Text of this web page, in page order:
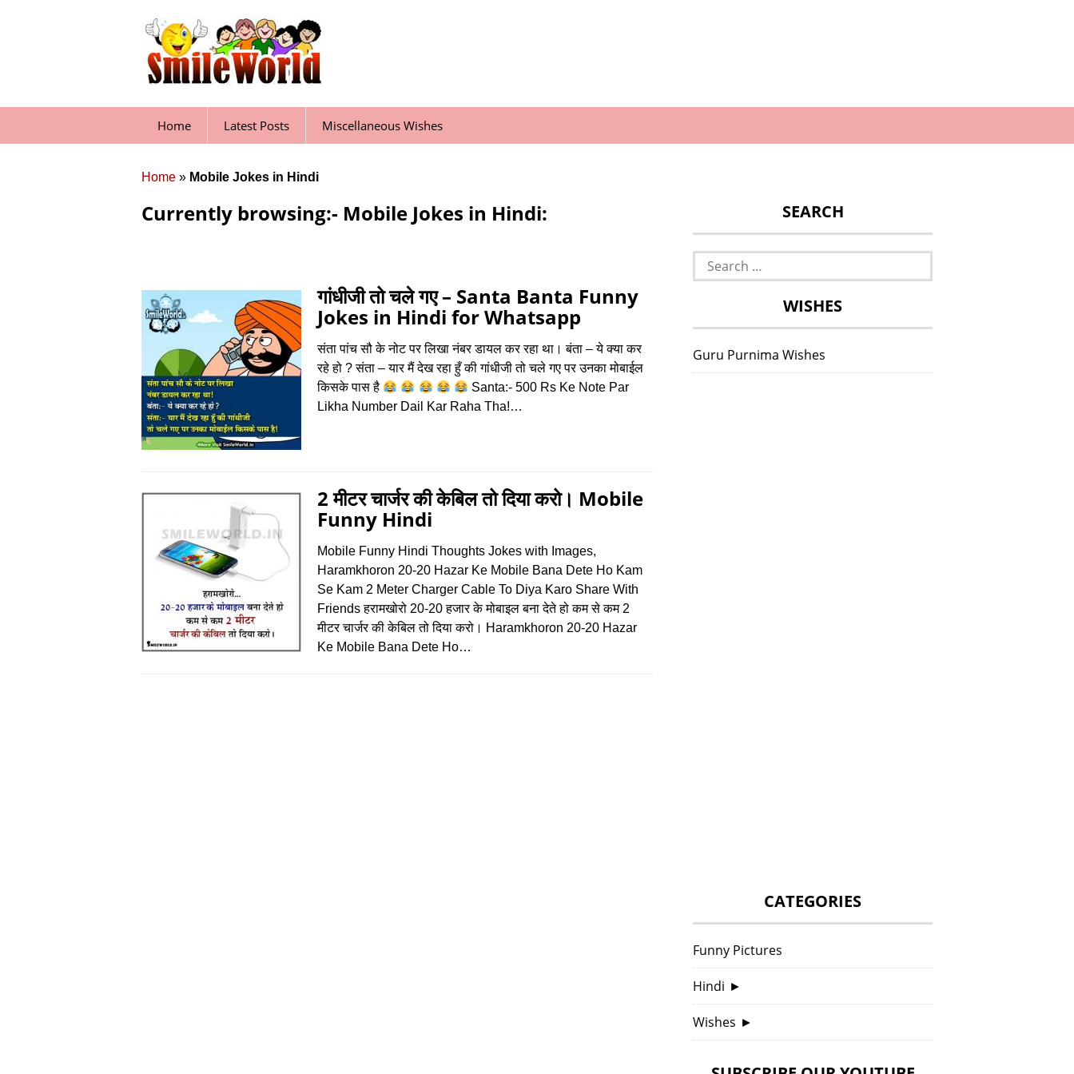
Home Latest Posts Miscellaneous Wishes
Home » Mobile Jokes in Hindi
Currently browsing:- Mobile Jokes in Hindi:
गांधीजी तो चले गए – Santa Banta Funny
Jokes in Hindi for Whatsapp
संता पांच सौ के नोट पर लिखा नंबर डायल कर रहा था। बंता – ये क्या कर
रहे हो ? संता – यार मैं देख रहा हुँ की गांधीजी तो चले गए पर उनका मोबाईल
किसके पास है
Santa:- 500 Rs Ke Note Par
Likha Number Dail Kar Raha Tha!…
2 मीटर चार्जर की केबिल तो दिया करो। Mobile
Funny Hindi
Mobile Funny Hindi Thoughts Jokes with Images,
Haramkhoron 20-20 Hazar Ke Mobile Bana Dete Ho Kam
Se Kam 2 Meter Charger Cable To Diya Karo Share With
Friends हरामखोरो 20-20 हजार के मोबाइल बना देते हो कम से कम 2
मीटर चार्जर की केबिल तो दिया करो। Haramkhoron 20-20 Hazar
Ke Mobile Bana Dete Ho…
SEARCH
Search
for:
WISHES
Guru Purnima Wishes
CATEGORIES
Funny Pictures
Hindi ►
Wishes ►